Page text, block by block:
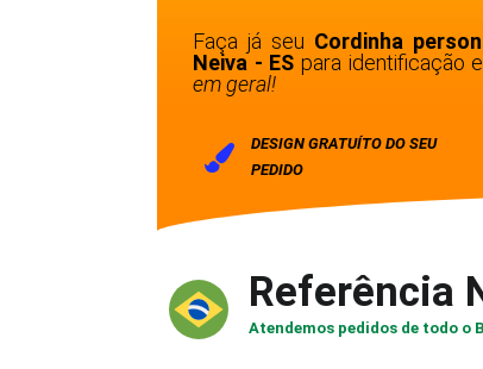
Faça já seu Cordinha
Neiva - ESpara identificação
em geral!
DESIGN GRATUÍTO DO SEU
PEDIDO
Referência
Atendemos pedidos de todo o